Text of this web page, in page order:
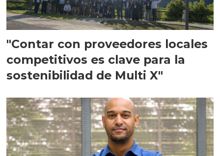
"Contar con proveedores locales
competitivos es clave para la
sostenibilidad de Multi X"